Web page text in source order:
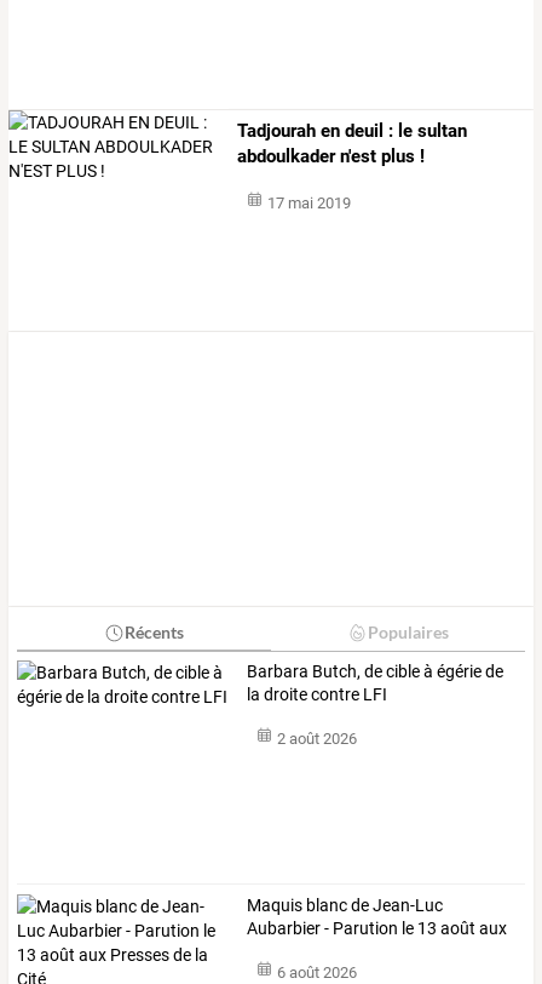
Tadjourah en deuil : le sultan
abdoulkader n'est plus !
17 mai 2019
Récents Populaires
Barbara Butch, de cible à égérie de
la droite contre LFI
2 août 2026
Maquis blancdeJean-Luc
Aubarbier- Parution le 13 août aux
6 août 2026